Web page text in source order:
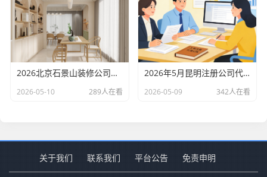
2026北京石景山装修公司口碑排行：老房改造二手房翻新优选评测
2026-05-10 289人在看
2026年5月昆明注册公司代办机构口碑排行，十大财税代理记账机构优选指南
2026-05-09 342人在看
关于我们 联系我们 平台公告 免责申明